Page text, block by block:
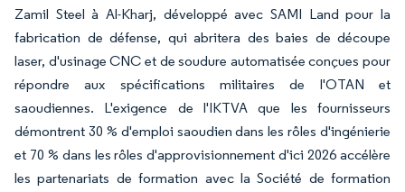
Zamil Steel à Al-Kharj, développé avec SAMI Land pour la
fabrication de défense, qui abritera des baies de découpe
laser, d'usinage CNC et de soudure automatisée conçues pour
répondre aux spécifications militaires de l'OTAN et
saoudiennes. L'exigence de l'IKTVA que les fournisseurs
démontrent 30 % d'emploi saoudien dans les rôles d'ingénierie
et 70 % dans les rôles d'approvisionnement d'ici 2026 accélère
les partenariats de formation avec la Société de formation